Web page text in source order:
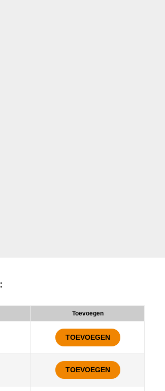
:
Toevoegen
TOEVOEGEN
TOEVOEGEN